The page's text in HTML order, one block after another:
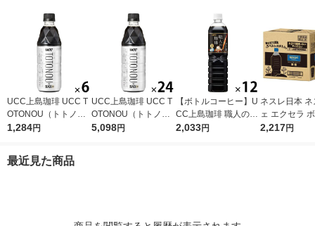
UCC上島珈琲 UCC T
OTONOU（トトノ
ウ） by BLACK無糖 5
1,284円
UCC上島珈琲 UCC T
OTONOU（トトノ
ウ） by BLACK無糖 5
5,098円
【ボトルコーヒー】U
CC上島珈琲 職人の珈
琲 無糖 900ml 1箱（1
2,033円
ネスレ日本
ェ エクセラ
ーヒー 無糖
2,217円
最近見た商品